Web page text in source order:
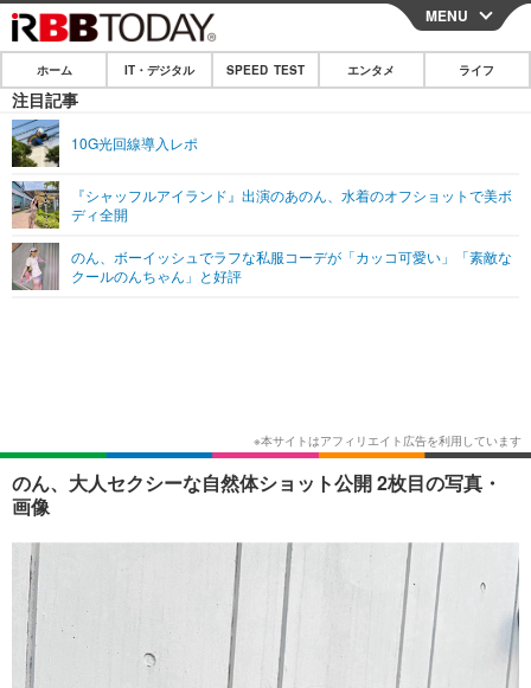
CLOSE
ホーム
IT・デジタル
ネタ
ショッピング その他
SPEED TEST
エンタメ
エンタメTOP
ショッピング その他
ライフ
MENU
ホーム IT・デジタル SPEED TEST エンタメ ライフ
注目記事
10G光回線導入レポ
『シャッフルアイランド』出演のあのん、水着のオフショットで美ボ
ディ全開
のん、ボーイッシュでラフな私服コーデが「カッコ可愛い」「素敵な
クールのんちゃん」と好評
のん、大人セクシーな自然体ショット公開 2枚目の写真・
画像